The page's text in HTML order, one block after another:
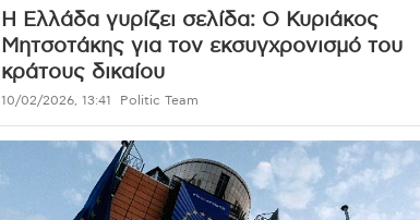
Η Ελλάδα γυρίζει σελίδα: Ο Κυριάκος
Μητσοτάκης για τον εκσυγχρονισμό του
κράτους δικαίου
10/02/2026, 13:41 Politic Team